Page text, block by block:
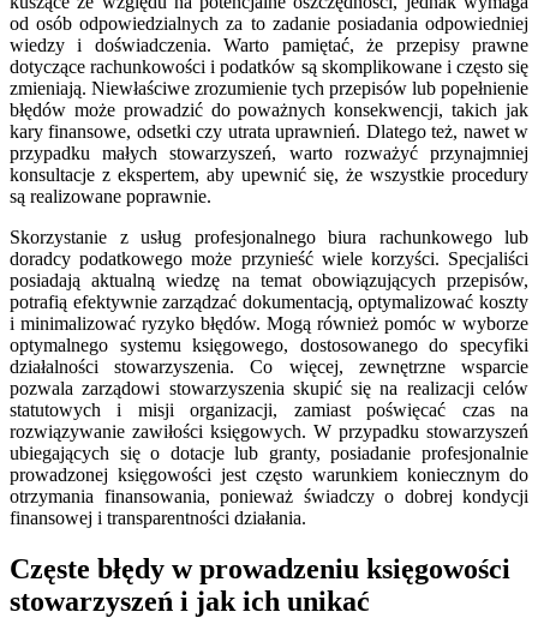
od osób odpowiedzialnych za to zadanie posiadania odpowiedniej
wiedzy i doświadczenia. Warto pamiętać, że przepisy prawne
dotyczące rachunkowości i podatków są skomplikowane i często się
zmieniają. Niewłaściwe zrozumienie tych przepisów lub popełnienie
błędów może prowadzić do poważnych konsekwencji, takich jak
kary finansowe, odsetki czy utrata uprawnień. Dlatego też, nawet w
przypadku małych stowarzyszeń, warto rozważyć przynajmniej
konsultacje z ekspertem, aby upewnić się, że wszystkie procedury
są realizowane poprawnie.
Skorzystanie z usług profesjonalnego biura rachunkowego lub
doradcy podatkowego może przynieść wiele korzyści. Specjaliści
posiadają aktualną wiedzę na temat obowiązujących przepisów,
potrafią efektywnie zarządzać dokumentacją, optymalizować koszty
i minimalizować ryzyko błędów. Mogą również pomóc w wyborze
optymalnego systemu księgowego, dostosowanego do specyfiki
działalności stowarzyszenia. Co więcej, zewnętrzne wsparcie
pozwala zarządowi stowarzyszenia skupić się na realizacji celów
statutowych i misji organizacji, zamiast poświęcać czas na
rozwiązywanie zawiłości księgowych. W przypadku stowarzyszeń
ubiegających się o dotacje lub granty, posiadanie profesjonalnie
prowadzonej księgowości jest często warunkiem koniecznym do
otrzymania finansowania, ponieważ świadczy o dobrej kondycji
finansowej i transparentności działania.
Częste błędy w prowadzeniu księgowości
stowarzyszeń i jak ich unikać